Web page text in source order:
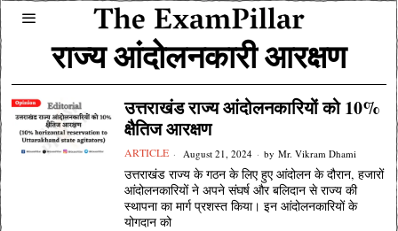
राज्य आंदोलनकारी आरक्षण
उत्तराखंड राज्य आंदोलनकारियों को 10%
क्षैतिज आरक्षण
ARTICLE August 21, 2024 by Mr. Vikram Dhami
उत्तराखंड राज्य के गठन के लिए हुए आंदोलन के दौरान, हजारों
आंदोलनकारियों ने अपने संघर्ष और बलिदान से राज्य की
स्थापना का मार्ग प्रशस्त किया। इन आंदोलनकारियों के
योगदान को